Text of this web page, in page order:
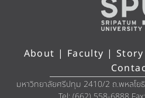
About | Faculty | Story
มหาวิทยาลัยศรีปทุม 2410/2 ถ.พหลโย